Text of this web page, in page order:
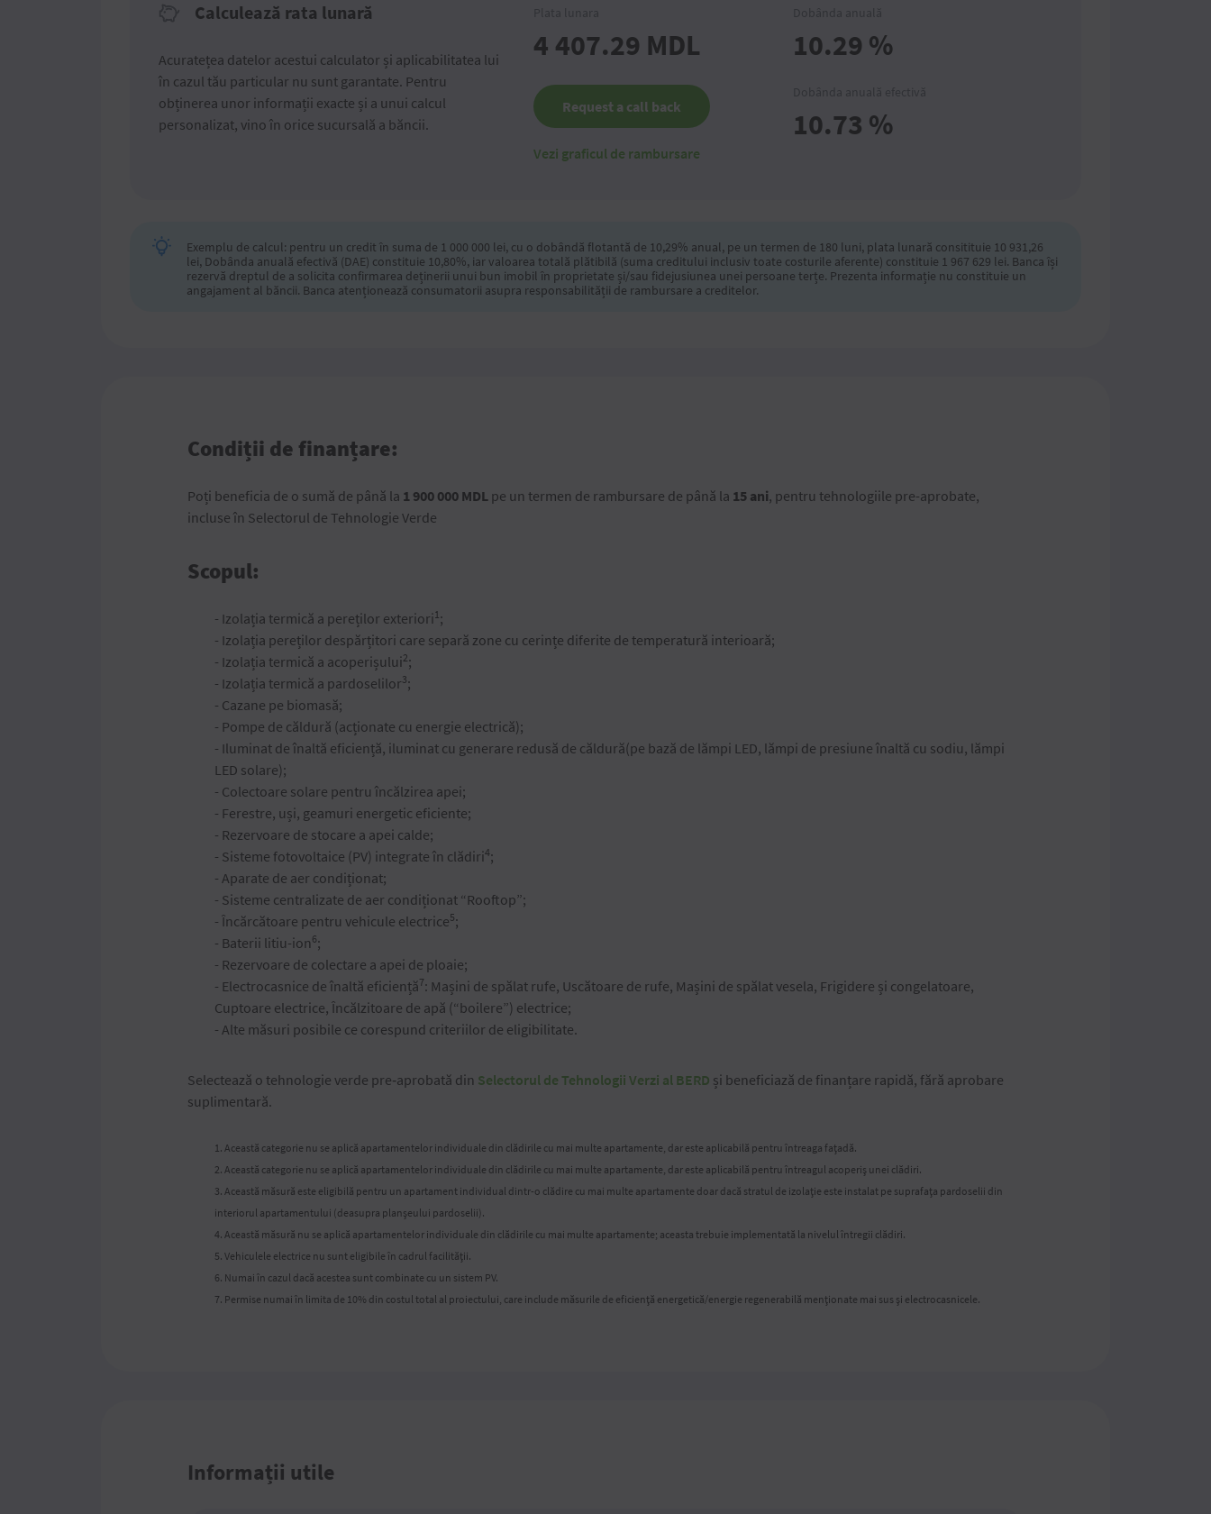
Calculează rata lunară
Acuratețea datelor acestui calculator și aplicabilitatea lui
în cazul tău particular nu sunt garantate. Pentru
obținerea unor informații exacte și a unui calcul
personalizat, vino în orice sucursală a băncii.
10.29 %
10.73 %
4 407.29 MDL
Request a call back
Vezi graficul de rambursare
Exemplu de calcul: pentru un credit în suma de 1 000 000 lei, cu o dobândă flotantă de 10,29% anual, pe un termen de 180 luni, plata lunară consitituie 10 931,26
lei, Dobânda anuală efectivă (DAE) constituie 10,80%, iar valoarea totală plătibilă (suma creditului inclusiv toate costurile aferente) constituie 1 967 629 lei. Banca își
rezervă dreptul de a solicita confirmarea deținerii unui bun imobil în proprietate și/sau fidejusiunea unei persoane terțe. Prezenta informație nu constituie un
angajament al băncii. Banca atenționează consumatorii asupra responsabilității de rambursare a creditelor.
Condiții de finanțare:
Poți beneficia de o sumă de până la 1 900 000 MDL pe un termen de rambursare de până la 15 ani, pentru tehnologiile pre-aprobate,
incluse în Selectorul de Tehnologie Verde
Scopul:
- Izolația termică a pereților exteriori1;
- Izolația pereților despărțitori care separă zone cu cerințe diferite de temperatură interioară;
- Izolația termică a acoperișului2;
- Izolația termică a pardoselilor3;
- Cazane pe biomasă;
- Pompe de căldură (acționate cu energie electrică);
- Iluminat de înaltă eficiență, iluminat cu generare redusă de căldură(pe bază de lămpi LED, lămpi de presiune înaltă cu sodiu, lămpi
LED solare);
- Colectoare solare pentru încălzirea apei;
- Ferestre, uși, geamuri energetic eficiente;
- Rezervoare de stocare a apei calde;
- Sisteme fotovoltaice (PV) integrate în clădiri4;
- Aparate de aer condiționat;
- Sisteme centralizate de aer condiționat “Rooftop”;
- Încărcătoare pentru vehicule electrice5;
- Baterii litiu-ion 6;
- Rezervoare de colectare a apei de ploaie;
- Electrocasnice de înaltă eficiență7: Mașini de spălat rufe, Uscătoare de rufe, Mașini de spălat vesela, Frigidere și congelatoare,
Cuptoare electrice, Încălzitoare de apă (“boilere”) electrice;
- Alte măsuri posibile ce corespund criteriilor de eligibilitate.
Selectează o tehnologie verde pre‑aprobată din Selectorul de Tehnologii Verzi al BERD și beneficiază de finanțare rapidă, fără aprobare
suplimentară.
1. Această categorie nu se aplică apartamentelor individuale din clădirile cu mai multe apartamente, dar este aplicabilă pentru întreaga fațadă.
2. Această categorie nu se aplică apartamentelor individuale din clădirile cu mai multe apartamente, dar este aplicabilă pentru întreagul acoperiș unei clădiri.
3. Această măsură este eligibilă pentru un apartament individual dintr-o clădire cu mai multe apartamente doar dacă stratul de izolație este instalat pe suprafața pardoselii din
interiorul apartamentului (deasupra planșeului pardoselii).
4. Această măsură nu se aplică apartamentelor individuale din clădirile cu mai multe apartamente; aceasta trebuie implementată la nivelul întregii clădiri.
5. Vehiculele electrice nu sunt eligibile în cadrul facilității.
6. Numai în cazul dacă acestea sunt combinate cu un sistem PV.
7. Permise numai în limita de 10% din costul total al proiectului, care include măsurile de eficiență energetică/energie regenerabilă menționate mai sus și electrocasnicele.
Informații utile